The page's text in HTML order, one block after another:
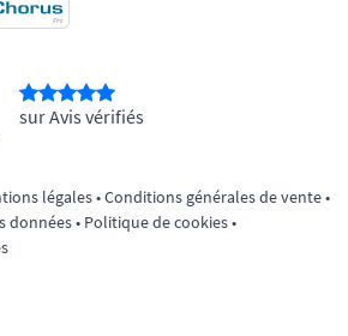
sur Avis vérifiés
légales•Conditions générales de vente•
données• Politique de cookies•